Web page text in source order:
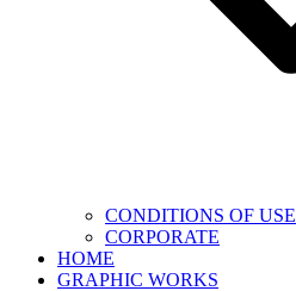
CONDITIONS OF USE
CORPORATE
HOME
GRAPHIC WORKS